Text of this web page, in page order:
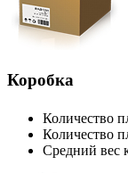
Коробка
Количество
Количество
Средний вес